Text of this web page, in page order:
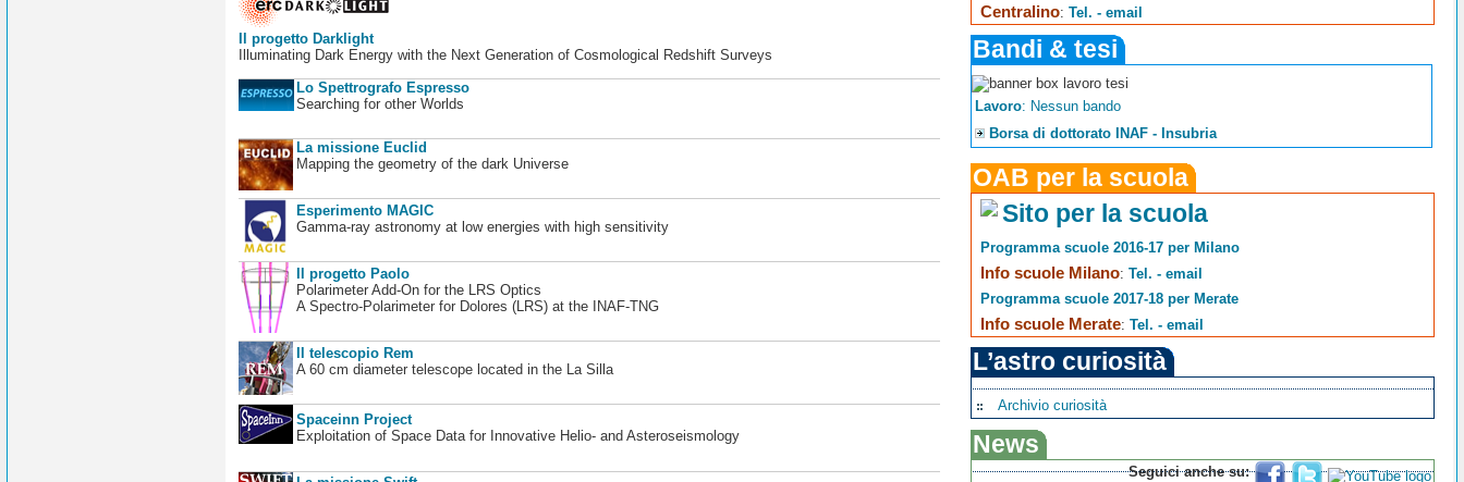
Il progetto Darklight
Illuminating Dark Energy with the Next Generation of Cosmological Redshift Surveys
Lo Spettrografo Espresso
Searching for other Worlds
La missione Euclid
Mapping the geometry of the dark Universe
Esperimento MAGIC
Gamma-ray astronomy at low energies with high sensitivity
Il progetto Paolo
Polarimeter Add-On for the LRS Optics
A Spectro-Polarimeter for Dolores (LRS) at the INAF-TNG
Il telescopio Rem
A 60 cm diameter telescope located in the La Silla
Spaceinn Project
Exploitation of Space Data for Innovative Helio- and Asteroseismology
Centralino:Tel. - email
Bandi & tesi
Lavoro: Nessun bando
Borsa di dottorato INAF - Insubria
OAB per la scuola
Sito per la scuola
Programma scuole 2016-17 per Milano
Info scuole Milano:Tel. - email
Programma scuole 2017-18 per Merate
Info scuole Merate:Tel. - email
L’astro curiosità
Archivio curiosità
News
Seguici anche su: